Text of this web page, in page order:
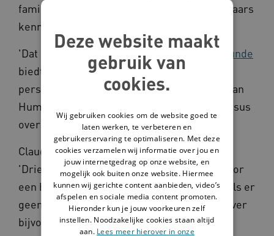
familie in de 2 hoeken. Met respect voor elkaars
kennis, ervaring en rol.
'Dat is precies wat de
methode Driehoekskunde
biedt', vertelt Claudia Gouman. Claudia is
persoonlijk begeleider in een woonlocatie van
Humanitas DMH. Ze is net terug van een cursus
over Driehoekskunde.
Claudia is erg enthousiast over de methode:
'Driehoekskunde geeft je alle handvatten voor
een betere samenwerking met de familie. Als er
geen goede binding is, komt zo'n gesprek over
bijvoorbeeld de angst voor diabetes niet op
Deze website maakt
gebruik van
cookies.
Wij gebruiken cookies om de website goed te
laten werken, te verbeteren en
gebruikerservaring te optimaliseren. Met deze
cookies verzamelen wij informatie over jou en
jouw internetgedrag op onze website, en
mogelijk ook buiten onze website. Hiermee
kunnen wij gerichte content aanbieden, video’s
afspelen en sociale media content promoten.
Hieronder kun je jouw voorkeuren zelf
instellen. Noodzakelijke cookies staan altijd
aan. Lees meer hierover in onze